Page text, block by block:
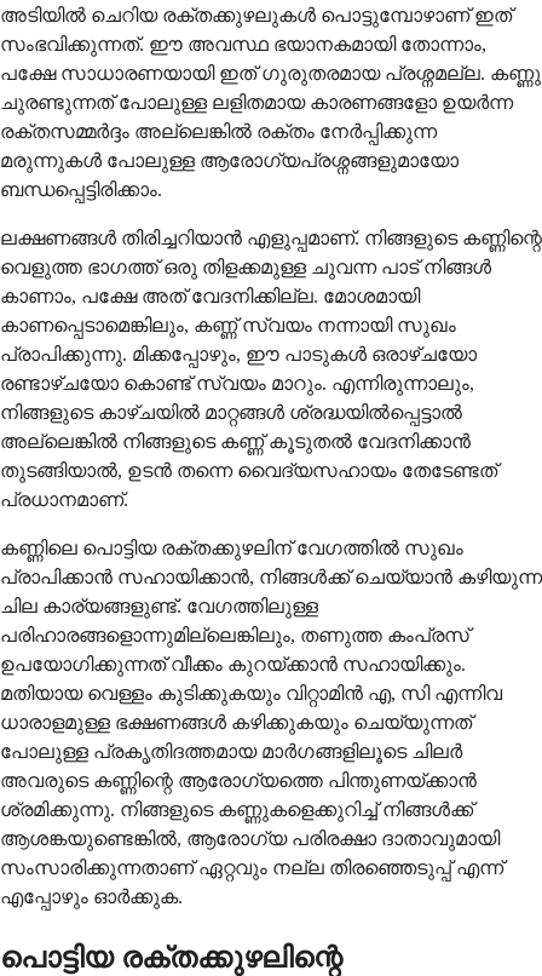
അടിയിൽ ചെറിയ രക്തക്കുഴലുകൾ പൊട്ടുമ്പോഴാണ് ഇത്
സംഭവിക്കുന്നത്. ഈ അവസ്ഥ ഭയാനകമായി തോന്നാം,
പക്ഷേ സാധാരണയായി ഇത് ഗുരുതരമായ പ്രശ്നമല്ല. കണ്ണു
ചുരണ്ടുന്നത് പോലുള്ള ലളിതമായ കാരണങ്ങളോ ഉയർന്ന
രക്തസമ്മർദ്ദം അല്ലെങ്കിൽ രക്തം നേർപ്പിക്കുന്ന
മരുന്നുകൾ പോലുള്ള ആരോഗ്യപ്രശ്നങ്ങളുമായോ
ബന്ധപ്പെട്ടിരിക്കാം.
ലക്ഷണങ്ങൾ തിരിച്ചറിയാൻ എളുപ്പമാണ്. നിങ്ങളുടെ കണ്ണിന്റെ
വെളുത്ത ഭാഗത്ത് ഒരു തിളക്കമുള്ള ചുവന്ന പാട് നിങ്ങൾ
കാണാം, പക്ഷേ അത് വേദനിക്കില്ല. മോശമായി
കാണപ്പെടാമെങ്കിലും, കണ്ണ് സ്വയം നന്നായി സുഖം
പ്രാപിക്കുന്നു. മിക്കപ്പോഴും, ഈ പാടുകൾ ഒരാഴ്ചയോ
രണ്ടാഴ്ചയോ കൊണ്ട് സ്വയം മാറും. എന്നിരുന്നാലും,
നിങ്ങളുടെ കാഴ്ചയിൽ മാറ്റങ്ങൾ ശ്രദ്ധയിൽപ്പെട്ടാൽ
അല്ലെങ്കിൽ നിങ്ങളുടെ കണ്ണ് കൂടുതൽ വേദനിക്കാൻ
തുടങ്ങിയാൽ, ഉടൻ തന്നെ വൈദ്യസഹായം തേടേണ്ടത്
പ്രധാനമാണ്.
കണ്ണിലെ പൊട്ടിയ രക്തക്കുഴലിന് വേഗത്തിൽ സുഖം
പ്രാപിക്കാൻ സഹായിക്കാൻ, നിങ്ങൾക്ക് ചെയ്യാൻ കഴിയുന്ന
ചില കാര്യങ്ങളുണ്ട്. വേഗത്തിലുള്ള
പരിഹാരങ്ങളൊന്നുമില്ലെങ്കിലും, തണുത്ത കംപ്രസ്
ഉപയോഗിക്കുന്നത് വീക്കം കുറയ്ക്കാൻ സഹായിക്കും.
മതിയായ വെള്ളം കുടിക്കുകയും വിറ്റാമിൻ എ, സി എന്നിവ
ധാരാളമുള്ള ഭക്ഷണങ്ങൾ കഴിക്കുകയും ചെയ്യുന്നത്
പോലുള്ള പ്രകൃതിദത്തമായ മാർഗങ്ങളിലൂടെ ചിലർ
അവരുടെ കണ്ണിന്റെ ആരോഗ്യത്തെ പിന്തുണയ്ക്കാൻ
ശ്രമിക്കുന്നു. നിങ്ങളുടെ കണ്ണുകളെക്കുറിച്ച് നിങ്ങൾക്ക്
ആശങ്കയുണ്ടെങ്കിൽ, ആരോഗ്യ പരിരക്ഷാ ദാതാവുമായി
സംസാരിക്കുന്നതാണ് ഏറ്റവും നല്ല തിരഞ്ഞെടുപ്പ് എന്ന്
എപ്പോഴും ഓർക്കുക.
പൊട്ടിയ രക്തക്കുഴലിന്റെ